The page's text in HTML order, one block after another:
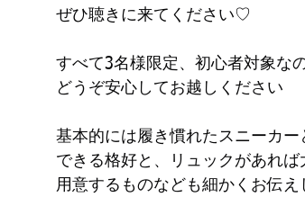
ぜひ聴きに来てください♡
すべて3名様限定、初心者対象な
どうぞ安心してお越しください
基本的には履き慣れたスニーカー
できる格好と、リュックがあれば
用意するものなども細かくお伝え